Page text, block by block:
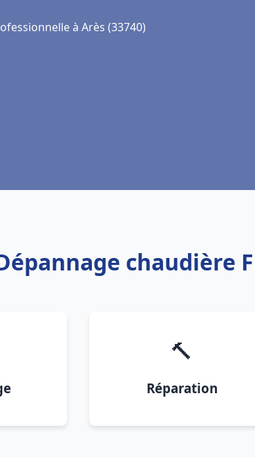
à Arès (33740)
chaudière
🔨
Réparation